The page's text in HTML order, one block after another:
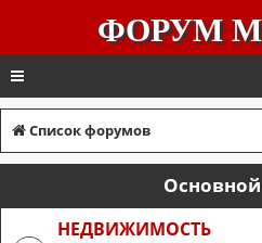
ФОРУМ
Список форумов
НЕДВИЖИМОСТЬ